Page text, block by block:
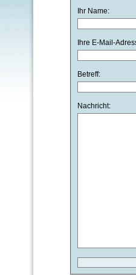
Ihr Name:
Ihre E-Mail-
Betreff:
Nachricht: